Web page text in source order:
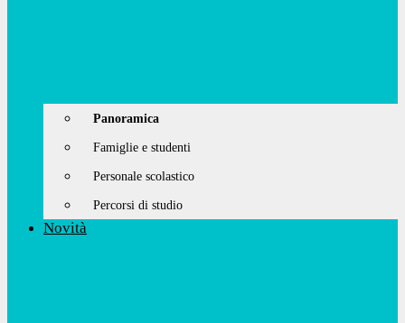
Panoramica
Famiglie e studenti
Personale scolastico
Percorsi di studio
Novità